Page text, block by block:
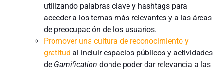
utilizando palabras clave y hashtags para
acceder a los temas más relevantes y a las áreas
de preocupación de los usuarios.
Promover una cultura de reconocimiento y
gratitud al incluir espacios públicos y actividades
de Gamification donde poder dar relevancia a las